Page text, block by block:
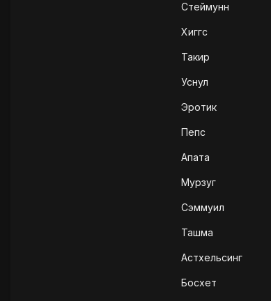
Стеймунн
Хиггс
Такир
Уснул
Эротик
Пепс
Апата
Мурзуг
Сэммуил
Ташма
Астхельсинг
Босхет